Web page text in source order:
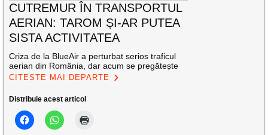
CUTREMUR ÎN TRANSPORTUL
AERIAN: TAROM ȘI-AR PUTEA
SISTA ACTIVITATEA
Criza de la BlueAir a perturbat serios traficul
aerian din România, dar acum se pregătește
CITEȘTE MAI DEPARTE
Distribuie acest articol